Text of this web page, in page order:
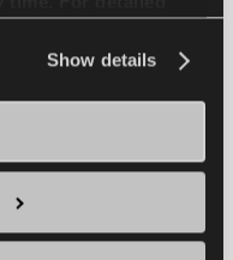
Show details